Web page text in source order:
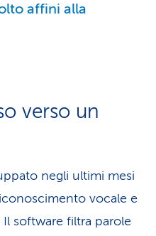
affini alla
verso un
negli ultimi mesi
vocale e
software filtra parole